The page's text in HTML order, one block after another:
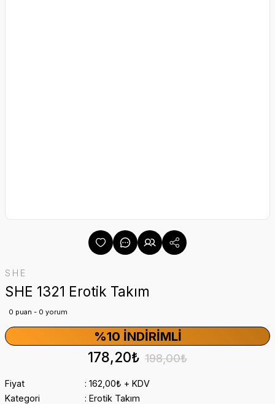
SHE
SHE 1321 Erotik Takım
0 puan - 0 yorum
%10 İNDIRIMLI
178,20₺ 198,00₺
Fiyat
162,00₺ + KDV
Kategori
Erotik Takım